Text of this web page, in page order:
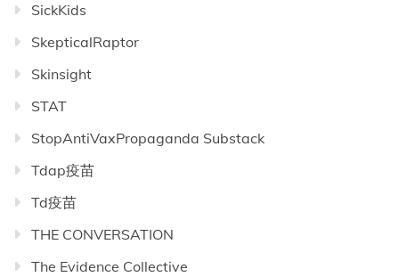
SickKids
SkepticalRaptor
Skinsight
STAT
StopAntiVaxPropaganda Substack
Tdap疫苗
Td疫苗
THE CONVERSATION
The Evidence Collective